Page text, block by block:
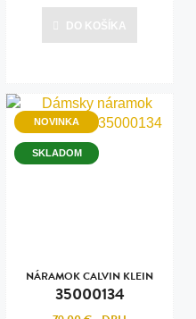
DO KOŠÍKA
NOVINKA
SKLADOM
NÁRAMOK CALVIN KLEIN
35000134